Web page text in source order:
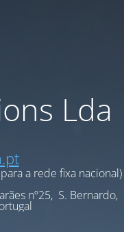
Lda
a rede fixa nacional)
nº25, S. Bernardo,